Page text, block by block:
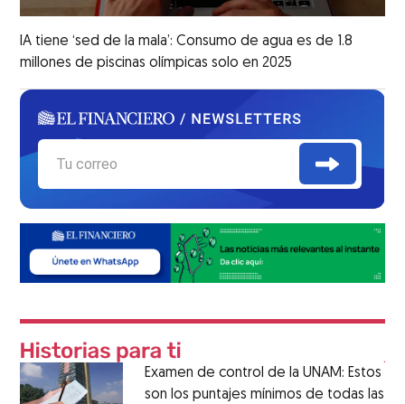
IA tiene ‘sed de la mala’: Consumo de agua es de 1.8
millones de piscinas olímpicas solo en 2025
Examen de control de la UNAM: Estos
son los puntajes mínimos de todas las